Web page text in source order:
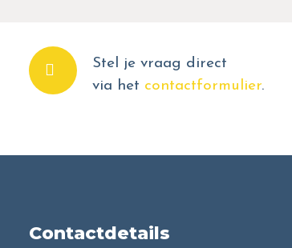
Stel je vraag direct
via het contactformulier.
Contactdetails